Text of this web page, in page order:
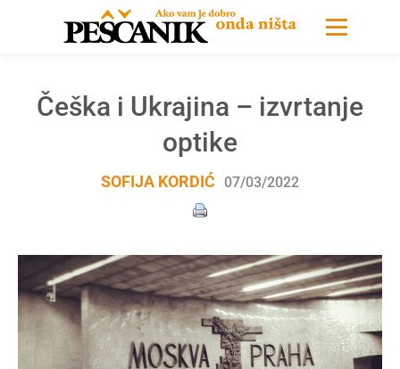
Češka i Ukrajina – izvrtanje
optike
SOFIJA KORDIĆ 07/03/2022